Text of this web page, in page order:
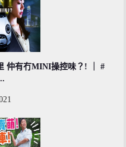
仲有冇MINI操控味？! ｜ #